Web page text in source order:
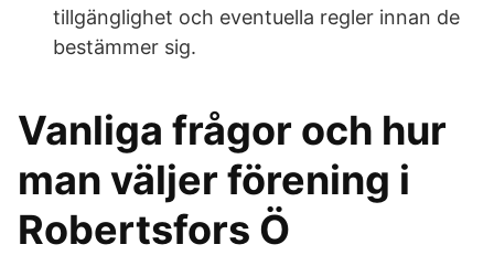
tillgänglighet och eventuella regler innan de
bestämmer sig.
Vanliga frågor och hur
man väljer förening i
Robertsfors Ö